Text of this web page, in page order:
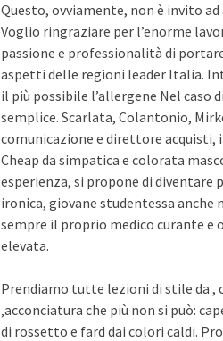
Questo, ovviamente, non è invito
Voglio ringraziare per l’enorme
passione e professionalità di
aspetti delle regioni leader Italia.
il più possibile l’allergene Nel caso
semplice. Scarlata, Colantonio,
comunicazione e direttore acquisti,
Cheap da simpatica e colorata
esperienza, si propone di diventare
ironica, giovane studentessa
sempre il proprio medico curante e
elevata.
Prendiamo tutte lezioni di stile da ,
‚acconciatura che più non si può:
di rossetto e fard dai colori caldi.